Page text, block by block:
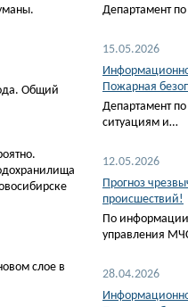
Общий
слое в
Департамент
15.05.2026
Пожарная
Департамент
ситуациям и…
12.05.2026
Прогноз
происшествий!
По информации
управления
28.04.2026